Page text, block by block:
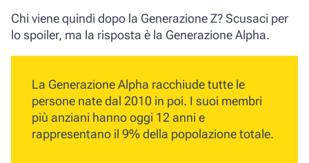
Chi viene quindi dopo la Generazione Z? Scusaci per
lo spoiler, ma la risposta è la Generazione Alpha.
La Generazione Alpha racchiude tutte le
persone nate dal 2010 in poi. I suoi membri
più anziani hanno oggi 12 anni e
rappresentano il 9%della popolazione totale.